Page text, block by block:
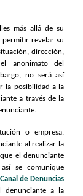
más allá de su
permitir revelar su
dirección,
anonimato del
no será así
la posibilidad a la
a través de la
o empresa,
al realizar la
el denunciante
se comunique
de Denuncias
denunciante a la